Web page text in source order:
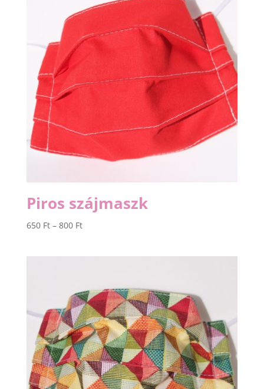
Piros szájmaszk
650 Ft – 800 FtÁrtartomány: